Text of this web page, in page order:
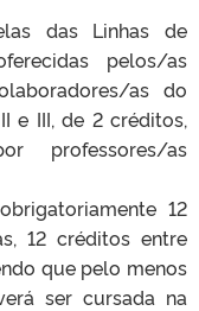
das Linhas de
pelos/as
as do
e III, de 2 créditos,
professores/as
12
12 créditos entre
que pelo menos
ser cursada na